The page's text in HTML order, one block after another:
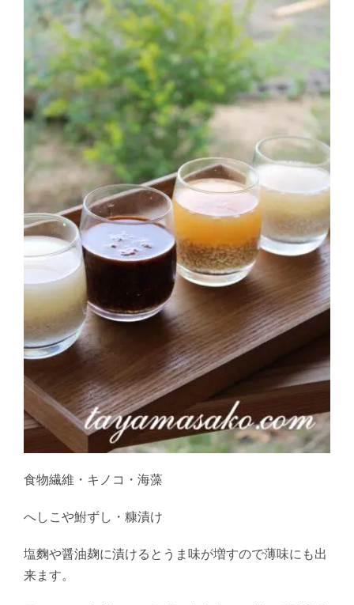
食物繊維・キノコ・海藻
へしこや鮒ずし・糠漬け
塩麴や醤油麹に漬けるとうま味が増すので薄味にも出
来ます。